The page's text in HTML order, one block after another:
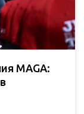
MAGA: